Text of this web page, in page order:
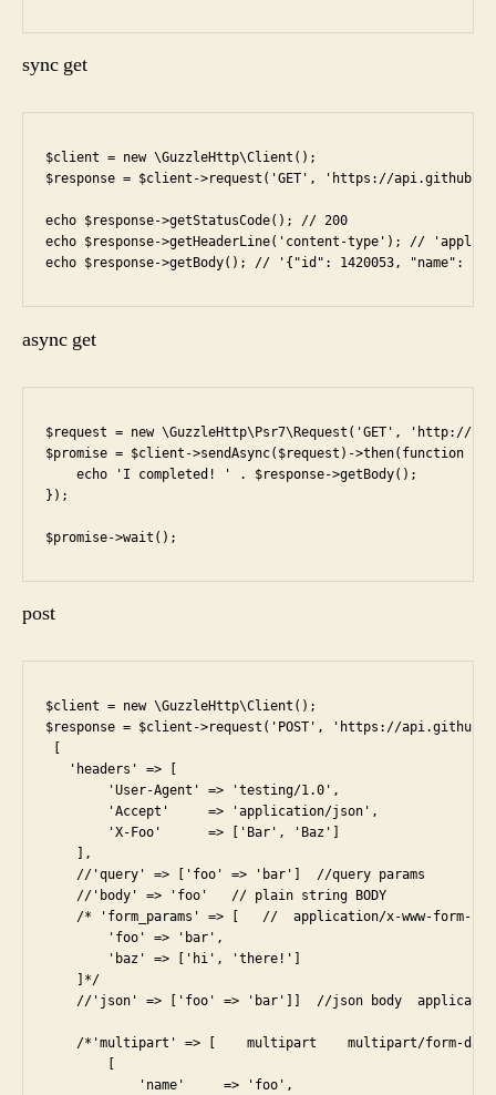
sync get
$client = new \GuzzleHttp\Client();
$response = $client->request('GET', 'https://
echo $response->getStatusCode(); // 200
echo $response->getHeaderLine('content-type'); //
async get
$request = new \GuzzleHttp\Psr7\Request('GET', 'http://
$promise = $client->sendAsync($request)->then(function
    echo 'I completed! ' . $response->getBody();
});
$promise->wait();
post
$client = new \GuzzleHttp\Client();
$response = $client->request('POST', 'https://
   'headers' => [
        'User-Agent' => 'testing/1.0',
        'Accept'     => 'application/json',
        'X-Foo'      => ['Bar', 'Baz']
    ],
    //'query' => ['foo' => 'bar']  //query params
    //'body' => 'foo'   // plain string BODY
/* 'form_params' => [   //  application/x-www-form-
        'foo' => 'bar',
        'baz' => ['hi', 'there!']
    ]*/
//'json' => ['foo' => 'bar']]  //json body
    /*'multipart' => [    multipart    multipart/form-data
            'name'     => 'foo',